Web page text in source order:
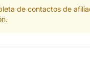
de contactos de